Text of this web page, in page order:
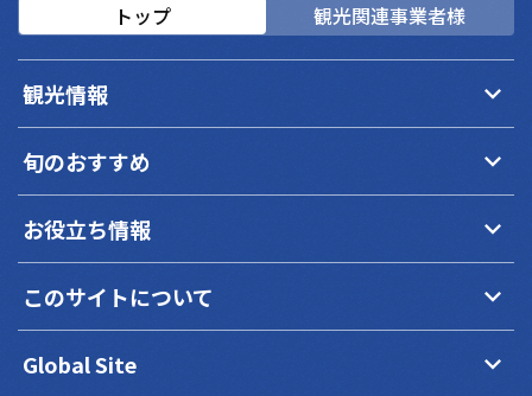
トップ 観光関連事業者様
観光情報 keyboard_arrow_down
旬のおすすめ keyboard_arrow_down
お役立ち情報 keyboard_arrow_down
このサイトについて keyboard_arrow_down
Global Site keyboard_arrow_down